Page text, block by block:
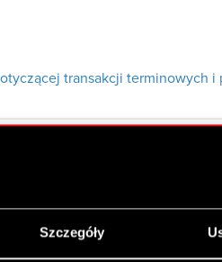
Szczegóły
transakcji terminowych i